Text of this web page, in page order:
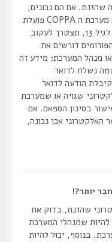
אם הם נכונים,
אז כנראה ואת מהדברים הבאים קרה. אם מערכת ה COPPA פועלת
במערכת ובהרשמה סימנת שאתה מתחת לגיל 13, תצטרך לעקוב
דורשים את
המערכת; מידע זה
לדואר
הודעה לדואר
שגויה או שמערכת
בסינון הספאם. אם
אכן נכונה,
שהזנת, בדוק את
שמנהלי המערכת
יכול להיות